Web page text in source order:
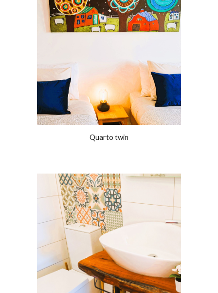
Quarto twin